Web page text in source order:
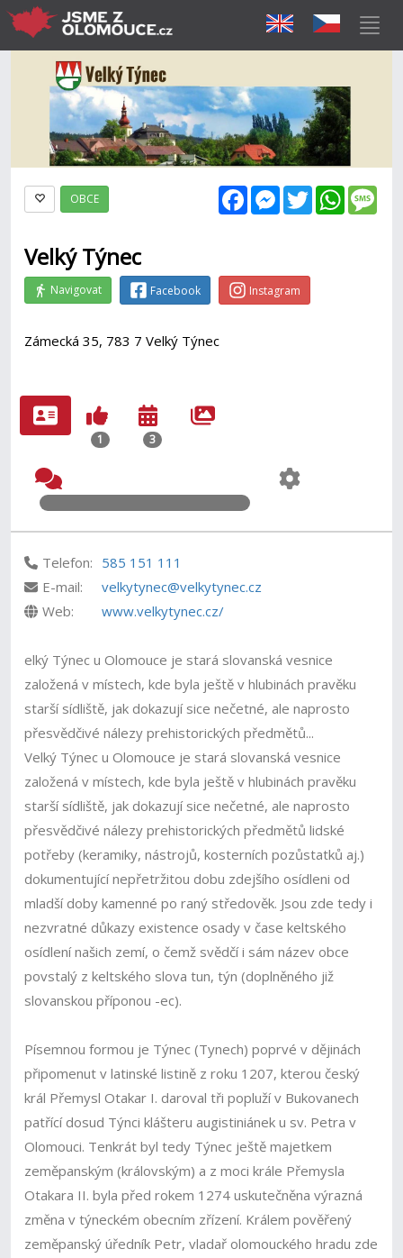
FacebookMessenger
Twitter
OBCE
Velký Týnec
Navigovat Facebook Instagram
Zámecká 35, 783 7 Velký Týnec
1 3
Telefon: 585 151 111
E-mail:
velkytynec@velkytynec.cz
Web:
www.velkytynec.cz/
elký Týnec u Olomouce je stará slovanská vesnice
založená v místech, kde byla ještě v hlubinách pravěku
starší sídliště, jak dokazují sice nečetné, ale naprosto
přesvědčivé nálezy prehistorických předmětů...
Velký Týnec u Olomouce je stará slovanská vesnice
založená v místech, kde byla ještě v hlubinách pravěku
starší sídliště, jak dokazují sice nečetné, ale naprosto
přesvědčivé nálezy prehistorických předmětů lidské
potřeby (keramiky, nástrojů, kosterních pozůstatků aj.)
dokumentující nepřetržitou dobu zdejšího osídleni od
mladší doby kamenné po raný středověk. Jsou zde tedy i
nezvratné důkazy existence osady v čase keltského
osídlení našich zemí, o čemž svědčí i sám název obce
povstalý z keltského slova tun, týn (doplněného již
slovanskou příponou -ec).
Písemnou formou je Týnec (Tynech) poprvé v dějinách
připomenut v latinské listině z roku 1207, kterou český
král Přemysl Otakar I. daroval tři popluží v Bukovanech
patřící dosud Týnci klášteru augistiniánek u sv. Petra v
Olomouci. Tenkrát byl tedy Týnec ještě majetkem
zeměpanským (královským) a z moci krále Přemysla
Otakara II. byla před rokem 1274 uskutečněna výrazná
změna v týneckém obecním zřízení. Králem pověřený
zeměpanský úředník Petr, vladař olomouckého hradu zde